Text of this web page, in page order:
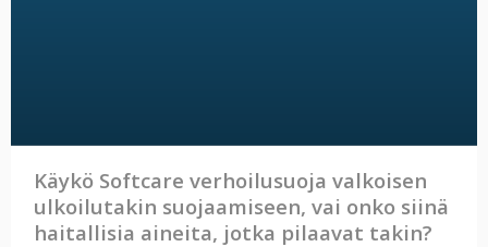
Käykö Softcare verhoilusuoja valkoisen
ulkoilutakin suojaamiseen, vai onko siinä
haitallisia aineita, jotka pilaavat takin?